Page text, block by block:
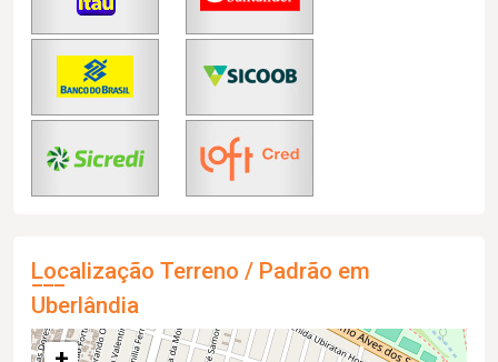
Localização Terreno / Padrão em
Uberlândia